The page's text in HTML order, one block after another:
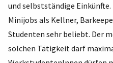
und selbstständige Einkünfte.
Minijobs als Kellner,
Studenten sehr beliebt. Der
solchen Tätigkeit darf